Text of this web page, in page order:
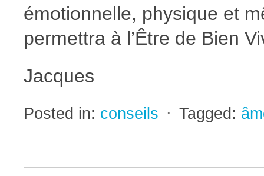
émotionnelle, physique et
permettra à l’Être de Bien
Jacques
Posted in: conseils ⋅ Tagged: